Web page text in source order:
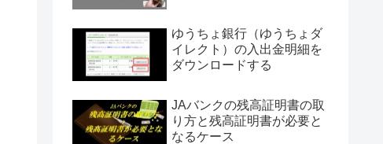
ゆうちょ銀行（ゆうちょダ
イレクト）の入出金明細を
ダウンロードする
JAバンクの残高証明書の取
り方と残高証明書が必要と
なるケース